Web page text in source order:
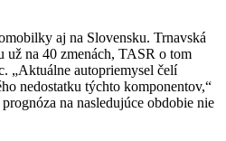
aj na Slovensku. Trnavská
už na 40 zmenách, TASR o tom
„Aktuálne autopriemysel čelí
nedostatku týchto komponentov,“
na nasledujúce obdobie nie